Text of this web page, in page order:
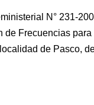
N° 231-
de Frecuencias
de Pasco,